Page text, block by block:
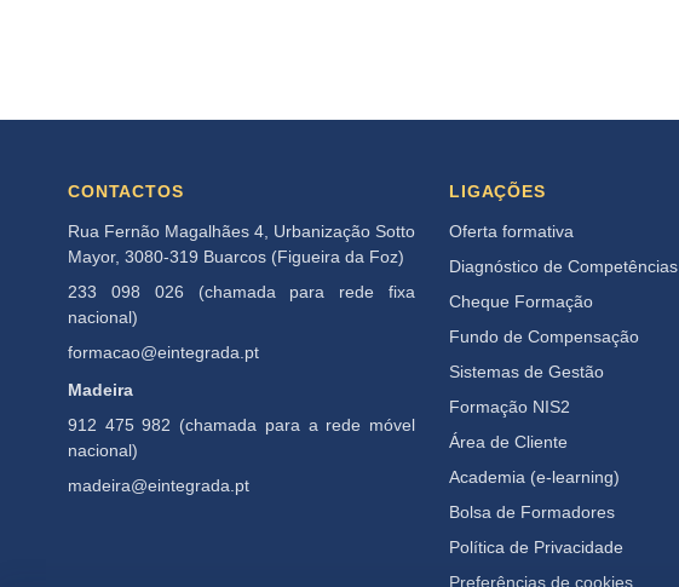
CONTACTOS
Rua Fernão Magalhães 4, Urbanização Sotto
Mayor, 3080-319 Buarcos (Figueira da Foz)
233 098 026 (chamada para rede fixa
nacional)
formacao@eintegrada.pt
Madeira
912 475 982 (chamada para a rede móvel
nacional)
madeira@eintegrada.pt
LIGAÇÕES
Oferta formativa
Diagnóstico de Competências
Cheque Formação
Fundo de Compensação
Sistemas de Gestão
Formação NIS2
Área de Cliente
Academia (e-learning)
Bolsa de Formadores
Política de Privacidade
Preferências de cookies